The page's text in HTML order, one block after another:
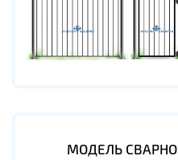
МОДЕЛЬ